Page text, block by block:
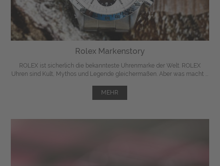
Rolex Markenstory
ROLEX ist sicherlich die bekannteste Uhrenmarke der Welt. ROLEX
Uhren sind Kult, Mythos und Legende gleichermaßen. Aber was macht ...
MEHR